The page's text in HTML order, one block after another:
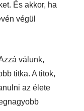
És akkor, ha
végül
válunk,
titka. A titok,
az élete